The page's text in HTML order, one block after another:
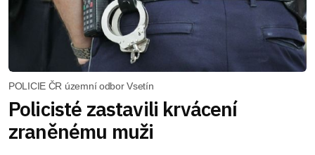
POLICIE ČR územní odbor Vsetín
Policisté zastavili krvácení
zraněnému muži